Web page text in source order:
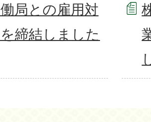
局との雇用対
締結しました